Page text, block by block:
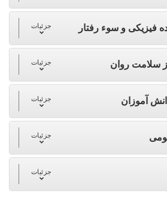
فیزیکی و سوء رفتار جزئیات
سلامت روان جزئیات
آموزان جزئیات
جزئیات
جزئیات